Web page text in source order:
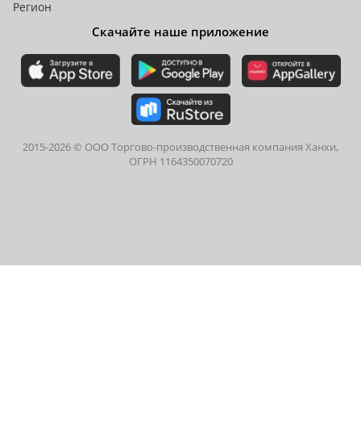
Скачайте наше приложение
2015-2026© ООО Торгово-производственная компания Ханхи,
ОГРН 1164350070720